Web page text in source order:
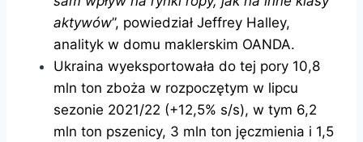
aktywów”, powiedział Jeffrey Halley,
analityk w domu maklerskim OANDA.
Ukraina wyeksportowała do tej pory 10,8
mln ton zboża w rozpoczętym w lipcu
sezonie 2021/22 (+12,5% s/s), w tym 6,2
mln ton pszenicy, 3 mln ton jęczmienia i 1,5